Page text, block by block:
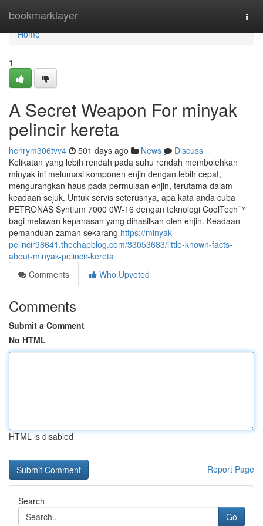
bookmarklayer
Home
Home
1
A Secret Weapon For minyak
pelincir kereta
henrym306tvv4 501 days ago News
Discuss
Kelikatan yang lebih rendah pada suhu rendah membolehkan
minyak ini melumasi komponen enjin dengan lebih cepat,
mengurangkan haus pada permulaan enjin, terutama dalam
keadaan sejuk. Untuk servis seterusnya, apa kata anda cuba
PETRONAS Syntium 7000 0W-16 dengan teknologi CoolTech™
bagi melawan kepanasan yang dihasilkan oleh enjin. Keadaan
pemanduan zaman sekarang https://minyak-
pelincir98641.thechapblog.com/33053683/little-known-facts-
about-minyak-pelincir-kereta
Comments
Who Upvoted
Comments
Submit a Comment
No HTML
HTML is disabled
Report Page
Search
Go